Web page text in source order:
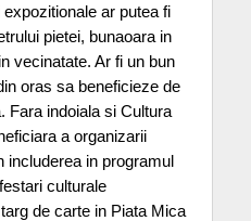
ar putea fi
pietei, bunaoara in
vecinatate. Ar fi un bun
oras sa beneficieze de
Fara indoiala si Cultura
a organizarii
includerea in programul
culturale
de carte in Piata Mica